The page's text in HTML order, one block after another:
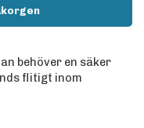
behöver en säker
flitigt inom